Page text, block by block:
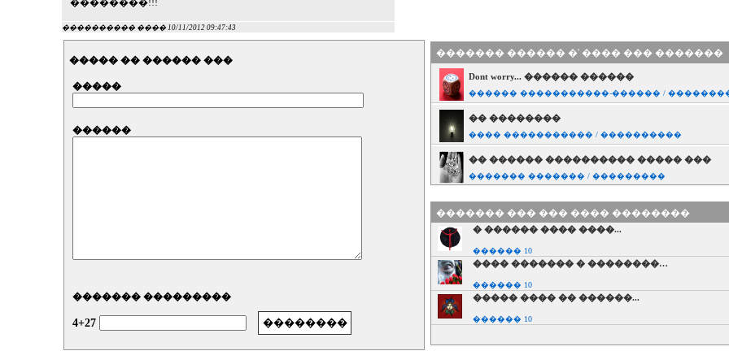
��������!!!
���������� ���� 10/11/2012 09:47:43
����� �� ������ ���
�����
������
������� ���������
4+27
������� ������ �' ���� ��� �������
Dont worry... ������ ������
������ �����������-������ /
�� ��������
���� ����������� / ����������
�� ������ ���������� ����� ���
������� ������� / ���������
����� ��� �����
������� ������� / ���������
���� - ����� ���������� / ����������
����� ��� ��������
��������� ����������� / ����������
� ������ ���� ����...
������� ��� ��� ���� ��������
� ������ ���� ����...
������ 10
���� ������� � ��������…
������ 10
����� ���� �� ������...
������ 10